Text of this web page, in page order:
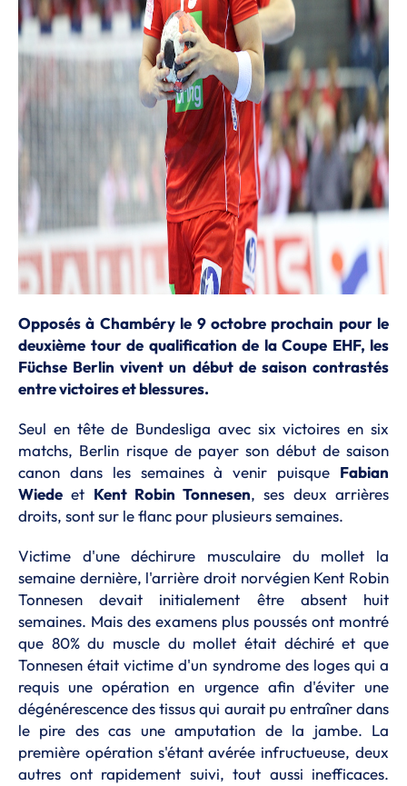
Opposés à Chambéry le 9 octobre prochain pour le
deuxième tour de qualification de la Coupe EHF, les
Füchse Berlin vivent un début de saison contrastés
entre victoires et blessures.
Seul en tête de Bundesliga avec six victoires en six
matchs, Berlin risque de payer son début de saison
canon dans les semaines à venir puisque Fabian
Wiede et Kent Robin Tonnesen, ses deux arrières
droits, sont sur le flanc pour plusieurs semaines.
Victime d'une déchirure musculaire du mollet la
semaine dernière, l'arrière droit norvégien Kent Robin
Tonnesen devait initialement être absent huit
semaines. Mais des examens plus poussés ont montré
que 80% du muscle du mollet était déchiré et que
Tonnesen était victime d'un syndrome des loges qui a
requis une opération en urgence afin d'éviter une
dégénérescence des tissus qui aurait pu entraîner dans
le pire des cas une amputation de la jambe. La
première opération s'étant avérée infructueuse, deux
autres ont rapidement suivi, tout aussi inefficaces.